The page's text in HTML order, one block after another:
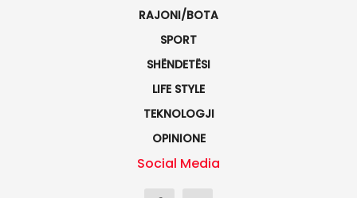
RAJONI/BOTA
SPORT
SHËNDETËSI
LIFE STYLE
TEKNOLOGJI
OPINIONE
Social Media